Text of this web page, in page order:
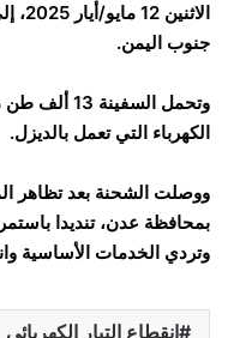
جنوب اليمن.
وتحمل
الكهرباء التي تعمل بالديزل.
ووصلت الشحنة بعد تظاهر
بمحافظة عدن، تنديدا
وتردي الخدمات الأساسية
انقطاع التيار الكهربائى